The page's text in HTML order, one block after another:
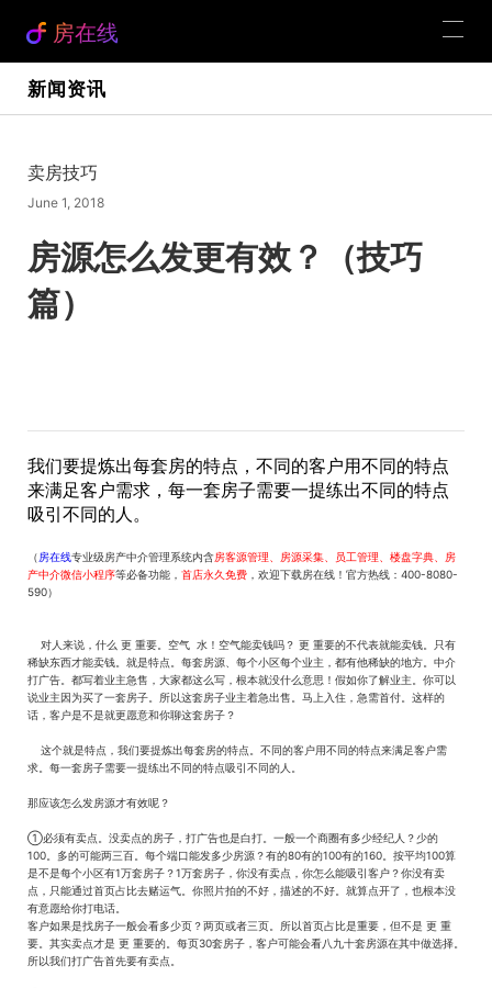
房在线
新闻资讯
卖房技巧
June 1, 2018
房源怎么发更有效？（技巧
篇）
我们要提炼出每套房的特点，不同的客户用不同的特点
来满足客户需求，每一套房子需要一提练出不同的特点
吸引不同的人。
（房在线专业级房产中介管理系统内含房客源管理、房源采集、员工管理、楼盘字典、房
产中介微信小程序等必备功能， 首店永久免费 ，欢迎下载房在线！官方热线：400-8080-
590）
对人来说，什么 更 重要。空气 水！空气能卖钱吗？ 更 重要的不代表就能卖钱。只有
稀缺东西才能卖钱。就是特点。每套房源、每个小区每个业主，都有他稀缺的地方。中介
打广告。都写着业主急售，大家都这么写，根本就没什么意思！假如你了解业主。你可以
说业主因为买了一套房子。所以这套房子业主着急出售。马上入住，急需首付。这样的
话，客户是不是就更愿意和你聊这套房子？
这个就是特点，我们要提炼出每套房的特点。不同的客户用不同的特点来满足客户需
求。每一套房子需要一提练出不同的特点吸引不同的人。
那应该怎么发房源才有效呢？
①必须有卖点。没卖点的房子，打广告也是白打。一般一个商圈有多少经纪人？少的
100。多的可能两三百。每个端口能发多少房源？有的80有的100有的160。按平均100算
是不是每个小区有1万套房子？1万套房子，你没有卖点，你怎么能吸引客户？你没有卖
点，只能通过首页占比去赌运气。你照片拍的不好，描述的不好。就算点开了，也根本没
有意愿给你打电话。
客户如果是找房子一般会看多少页？两页或者三页。所以首页占比是重要，但不是 更 重
要。其实卖点才是 更 重要的。每页30套房子，客户可能会看八九十套房源在其中做选择。
所以我们打广告首先要有卖点。